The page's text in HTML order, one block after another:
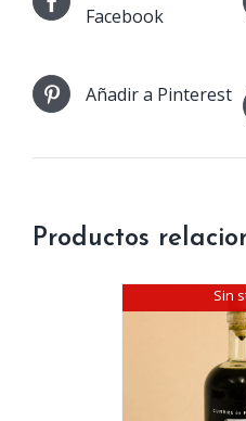
Facebook
Añadir a Pinterest
Productos
Sin